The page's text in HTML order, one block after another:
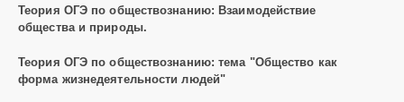
Теория ОГЭ по обществознанию: Взаимодействие
общества и природы.
Теория ОГЭ по обществознанию: тема "Общество как
форма жизнедеятельности людей"